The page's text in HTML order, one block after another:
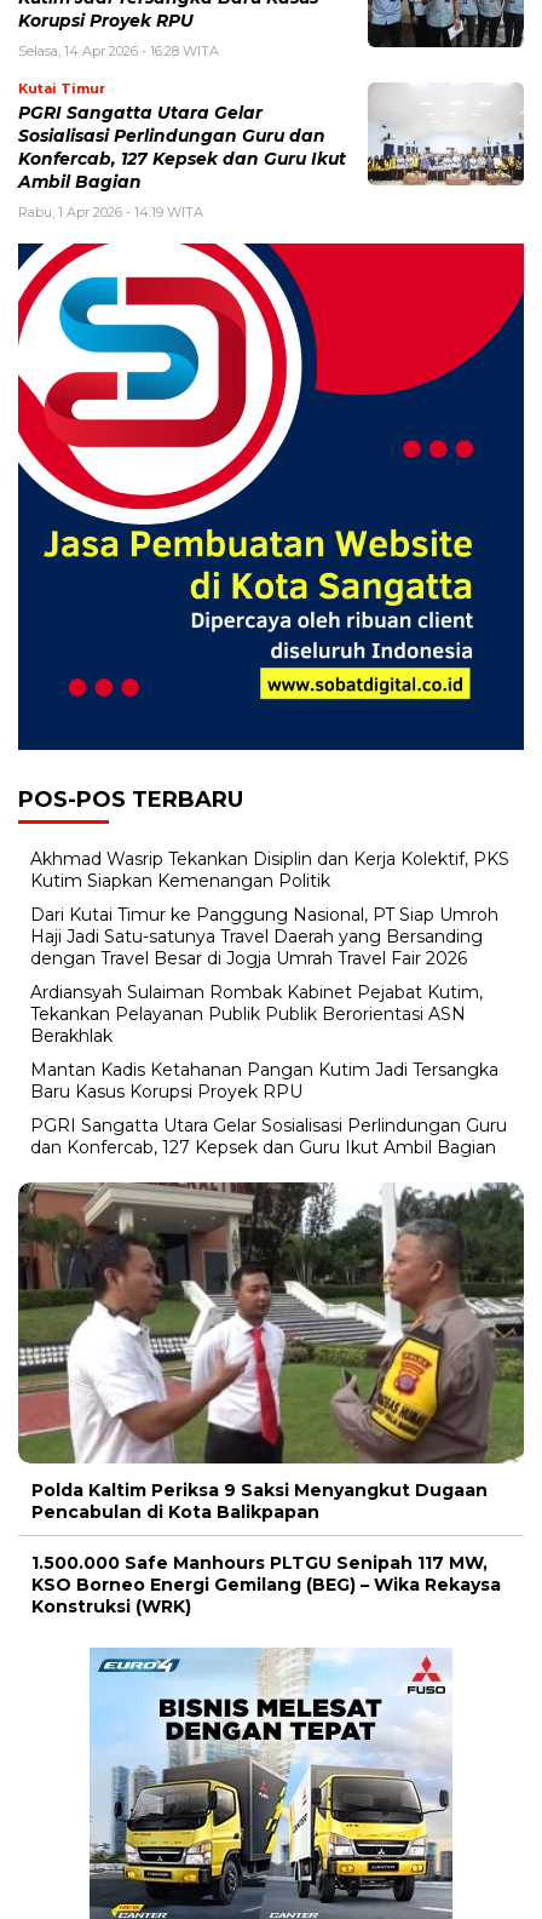
Korupsi Proyek RPU
Selasa, 14 Apr 2026 - 16:28 WITA
Kutai Timur
PGRI Sangatta Utara Gelar
Sosialisasi Perlindungan Guru dan
Konfercab, 127 Kepsek dan Guru Ikut
Ambil Bagian
Rabu, 1 Apr 2026 - 14:19 WITA
POS-POS TERBARU
Akhmad Wasrip Tekankan Disiplin dan Kerja Kolektif, PKS
Kutim Siapkan Kemenangan Politik
Dari Kutai Timur ke Panggung Nasional, PT Siap Umroh
Haji Jadi Satu-satunya Travel Daerah yang Bersanding
dengan Travel Besar di Jogja Umrah Travel Fair 2026
Ardiansyah Sulaiman Rombak Kabinet Pejabat Kutim,
Tekankan Pelayanan Publik Publik Berorientasi ASN
Berakhlak
Mantan Kadis Ketahanan Pangan Kutim Jadi Tersangka
Baru Kasus Korupsi Proyek RPU
PGRI Sangatta Utara Gelar Sosialisasi Perlindungan Guru
dan Konfercab, 127 Kepsek dan Guru Ikut Ambil Bagian
Polda Kaltim Periksa 9 Saksi Menyangkut Dugaan
Pencabulan di Kota Balikpapan
1.500.000 Safe Manhours PLTGU Senipah 117 MW,
KSO Borneo Energi Gemilang (BEG) – Wika Rekaysa
Konstruksi (WRK)